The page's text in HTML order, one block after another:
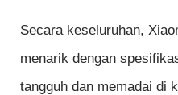
Secara keseluruhan,
menarik dengan
tangguh dan memadai di